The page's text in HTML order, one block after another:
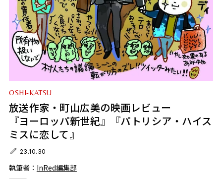
OSHI-KATSU
放送作家・町山広美の映画レビュー
『ヨーロッパ新世紀』『パトリシア・ハイス
ミスに恋して』
23.10.30
執筆者： InRed編集部